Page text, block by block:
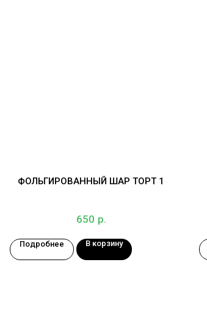
ФОЛЬГИРОВАННЫЙ ШАР ТОРТ 1
650 р.
Подробнее В корзину